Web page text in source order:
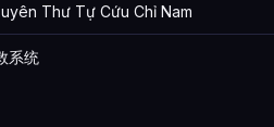
Thư Tự Cứu Chỉ Nam
系统